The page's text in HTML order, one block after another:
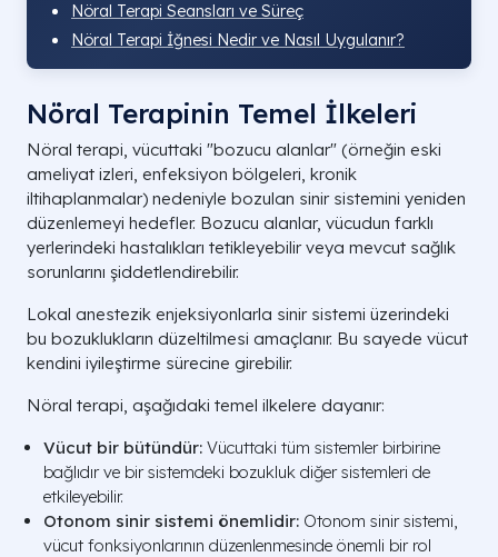
Nöral Terapi Seansları ve Süreç
Nöral Terapi İğnesi Nedir ve Nasıl Uygulanır?
Nöral Terapinin Temel İlkeleri
Nöral terapi, vücuttaki "bozucu alanlar" (örneğin eski
ameliyat izleri, enfeksiyon bölgeleri, kronik
iltihaplanmalar) nedeniyle bozulan sinir sistemini yeniden
düzenlemeyi hedefler. Bozucu alanlar, vücudun farklı
yerlerindeki hastalıkları tetikleyebilir veya mevcut sağlık
sorunlarını şiddetlendirebilir.
Lokal anestezik enjeksiyonlarla sinir sistemi üzerindeki
bu bozuklukların düzeltilmesi amaçlanır. Bu sayede vücut
kendini iyileştirme sürecine girebilir.
Nöral terapi, aşağıdaki temel ilkelere dayanır:
Vücut bir bütündür: Vücuttaki tüm sistemler birbirine
bağlıdır ve bir sistemdeki bozukluk diğer sistemleri de
etkileyebilir.
Otonom sinir sistemi önemlidir: Otonom sinir sistemi,
vücut fonksiyonlarının düzenlenmesinde önemli bir rol